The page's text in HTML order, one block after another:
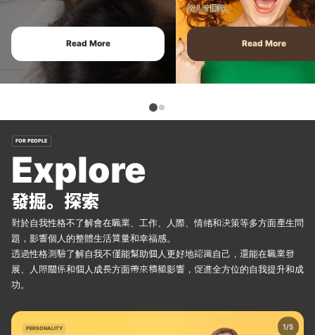
Read More
效人才團隊。
Read More
FOR PEOPLE
Explore
發掘。探索
對於自我性格不了解會在職業、工作、人際、情緒和決策等多方面產生問
題，影響個人的整體生活質量和幸福感。
透過性格測驗了解自我不僅能幫助個人更好地認識自己，還能在職業發
展、人際關係和個人成長方面帶來積極影響，促進全方位的自我提升和成
功。
PERSONALITY